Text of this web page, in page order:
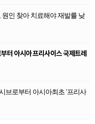
인 찾아 치료해야 재발률 낮
터 아시아 프리사이스 국제트레
브로부터 아시아최초 '프리사